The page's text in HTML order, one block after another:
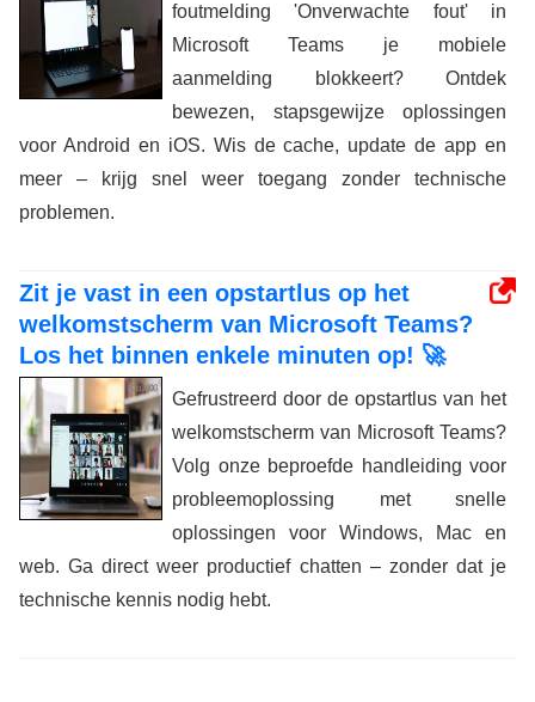
foutmelding 'Onverwachte fout' in
Microsoft Teams je mobiele
aanmelding blokkeert? Ontdek
bewezen, stapsgewijze oplossingen
voor Android en iOS. Wis de cache, update de app en
meer – krijg snel weer toegang zonder technische
problemen.
Zit je vast in een opstartlus op het
welkomstscherm van Microsoft Teams?
Los het binnen enkele minuten op! 🚀
Gefrustreerd door de opstartlus van het
welkomstscherm van Microsoft Teams?
Volg onze beproefde handleiding voor
probleemoplossing met snelle
oplossingen voor Windows, Mac en
web. Ga direct weer productief chatten – zonder dat je
technische kennis nodig hebt.